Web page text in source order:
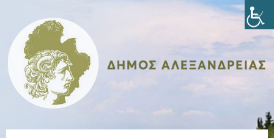
content
sidebar
sidebar
footer